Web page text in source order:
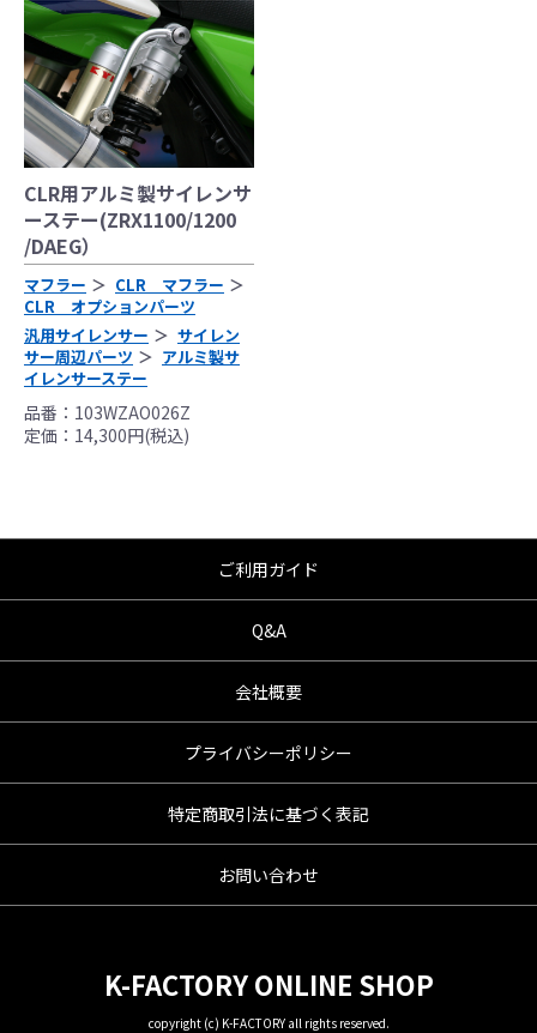
CLR用アルミ製サイレンサ
ーステー(ZRX1100/1200
/DAEG）
マフラー
CLR マフラー
CLR オプションパーツ
汎用サイレンサー
サイレン
サー周辺パーツ
アルミ製サ
イレンサーステー
品番：103WZAO026Z
定価：14,300円(税込)
真を使用しております。
●レーシングパーツはサーキットにおけるスポ
ーツ走行ならびにレース使用を目的としてお
り公道（※）での使用は出来ません。
●国内で開催される全ての競技に対応するわけ
ではございません。
レースでの使用に際しては、主催者が発行す
る競技規則を確認の上、お客様ご自身の判断
により装着をお願い致します。
●取り付けについては専門の資格と知識・経験
を有した整備士が、指定のサービスマニュア
ル、指定の基準に基づいた取り付けを行って
ください。
なお、取付時、使用時、その他で起きた全て
の事故、故障に対し保険、保証等は一切無
く、商品の返品、クレーム等も受付できませ
無く変更となる場合がありますので了承願い
すのでご了承願います。
ご利用ガイド
Q&A
会社概要
プライバシーポリシー
特定商取引法に基づく表記
お問い合わせ
K-FACTORY ONLINE SHOP
copyright (c) K-FACTORY all rights reserved.